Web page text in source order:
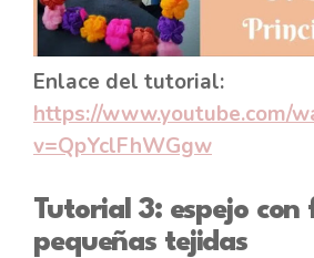
Enlace del tutorial:
https://www.youtube.com/
v=QpYclFhWGgw
Tutorial 3: espejo con
pequeñas tejidas